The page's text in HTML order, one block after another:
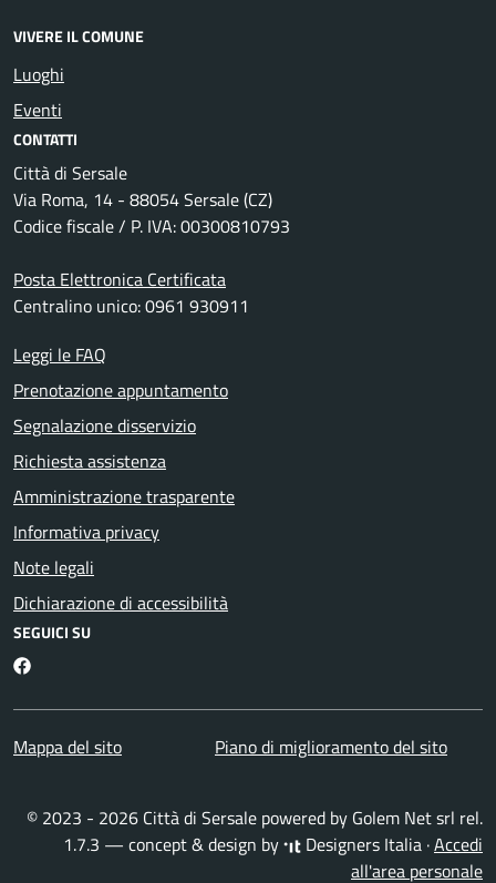
VIVERE IL COMUNE
Luoghi
Eventi
CONTATTI
Città di Sersale
Via Roma, 14 - 88054 Sersale (CZ)
Codice fiscale / P. IVA: 00300810793
Posta Elettronica Certificata
Centralino unico: 0961 930911
Leggi le FAQ
Prenotazione appuntamento
Segnalazione disservizio
Richiesta assistenza
Amministrazione trasparente
Informativa privacy
Note legali
Dichiarazione di accessibilità
SEGUICI SU
Facebook
Mappa del sito Piano di miglioramento del sito
© 2023 - 2026 Città di Sersale powered by Golem Net srl rel.
1.7.3 — concept & design by
Designers Italia ·Accedi
all'area personale